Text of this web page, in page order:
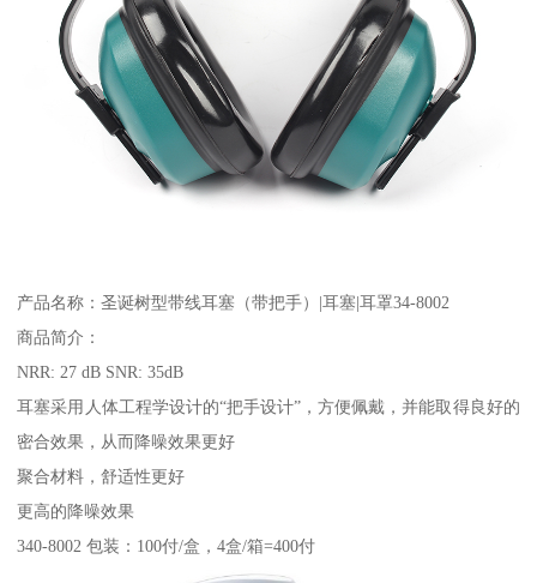
产品名称：圣诞树型带线耳塞（带把手）|耳塞|耳罩34-8002
商品简介：
NRR: 27 dB SNR: 35dB
耳塞采用人体工程学设计的“把手设计”，方便佩戴，并能取得良好的
密合效果，从而降噪效果更好
聚合材料，舒适性更好
更高的降噪效果
340-8002 包装：100付/盒，4盒/箱=400付